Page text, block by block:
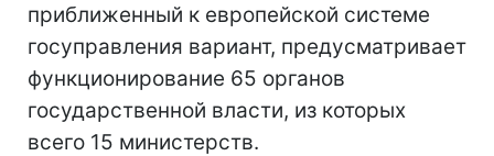
приближенный к европейской системе
госуправления вариант, предусматривает
функционирование 65 органов
государственной власти, из которых
всего 15 министерств.